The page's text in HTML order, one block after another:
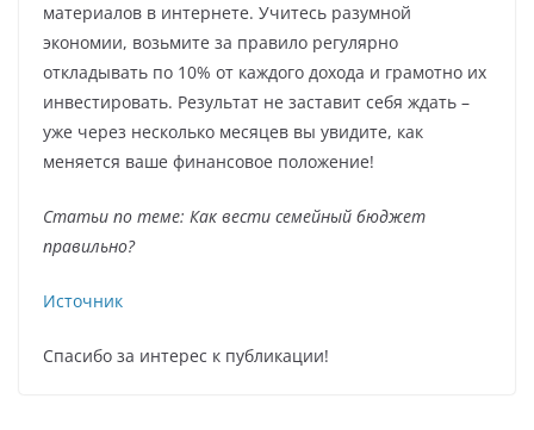
материалов в интернете. Учитесь разумной
экономии, возьмите за правило регулярно
откладывать по 10% от каждого дохода и грамотно их
инвестировать. Результат не заставит себя ждать –
уже через несколько месяцев вы увидите, как
меняется ваше финансовое положение!
Статьи по теме: Как вести семейный бюджет
правильно?
Источник
Спасибо за интерес к публикации!